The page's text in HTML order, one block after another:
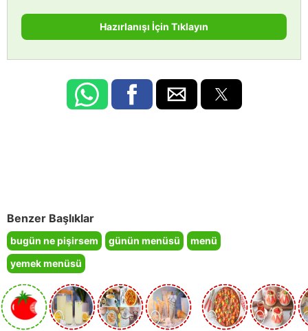
Hazırlanışı İçin Tıklayın
Benzer Başlıklar
bugün ne pişirsem günün menüsü
menü
yemek menüsü